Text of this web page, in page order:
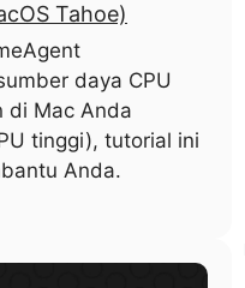
Tahoe)
daya CPU
di Mac Anda
tinggi), tutorial ini
Anda.